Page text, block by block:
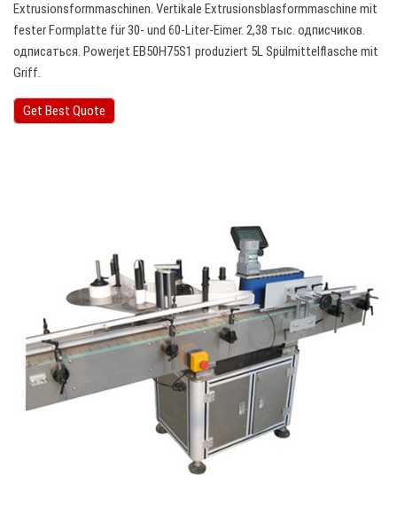
Extrusionsformmaschinen. Vertikale Extrusionsblasformmaschine mit
fester Formplatte für 30- und 60-Liter-Eimer. 2,38 тыс. одписчиков.
одписаться. Powerjet EB50H75S1 produziert 5L Spülmittelflasche mit
Griff.
Get Best Quote